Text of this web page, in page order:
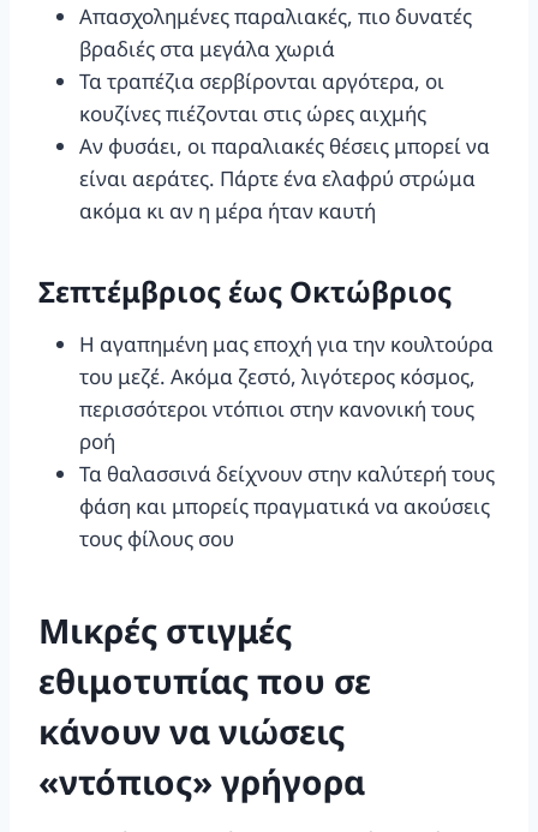
Απασχολημένες παραλιακές, πιο δυνατές
βραδιές στα μεγάλα χωριά
Τα τραπέζια σερβίρονται αργότερα, οι
κουζίνες πιέζονται στις ώρες αιχμής
Αν φυσάει, οι παραλιακές θέσεις μπορεί να
είναι αεράτες. Πάρτε ένα ελαφρύ στρώμα
ακόμα κι αν η μέρα ήταν καυτή
Σεπτέμβριος έως Οκτώβριος
Η αγαπημένη μας εποχή για την κουλτούρα
του μεζέ. Ακόμα ζεστό, λιγότερος κόσμος,
περισσότεροι ντόπιοι στην κανονική τους
ροή
Τα θαλασσινά δείχνουν στην καλύτερή τους
φάση και μπορείς πραγματικά να ακούσεις
τους φίλους σου
Μικρές στιγμές
εθιμοτυπίας που σε
κάνουν να νιώσεις
«ντόπιος» γρήγορα